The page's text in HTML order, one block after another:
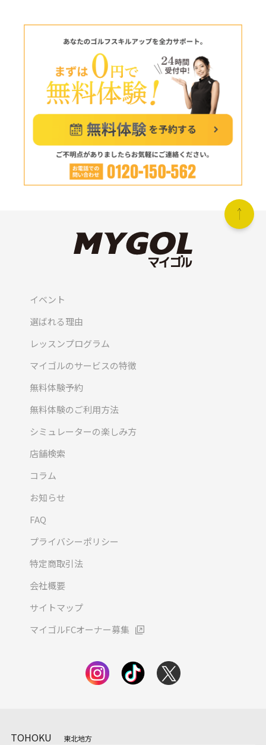
イベント
選ばれる理由
レッスンプログラム
マイゴルのサービスの特徴
無料体験予約
無料体験のご利用方法
シミュレーターの楽しみ方
店舗検索
コラム
お知らせ
FAQ
プライバシーポリシー
特定商取引法
会社概要
サイトマップ
マイゴルFCオーナー募集
TOHOKU 東北地方